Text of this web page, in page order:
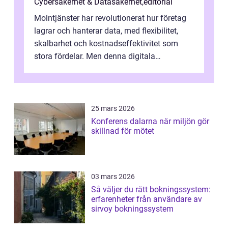
Cybersäkerhet & Datasäkerhet,editorial
Molntjänster har revolutionerat hur företag
lagrar och hanterar data, med flexibilitet,
skalbarhet och kostnadseffektivitet som
stora fördelar. Men denna digitala
25 mars 2026
Konferens dalarna när miljön gör
skillnad för mötet
03 mars 2026
Så väljer du rätt bokningssystem:
erfarenheter från användare av
sirvoy bokningssystem